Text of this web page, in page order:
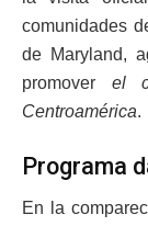
comunidades
de Maryland,
promover el
Centroamérica.
Programa
En la